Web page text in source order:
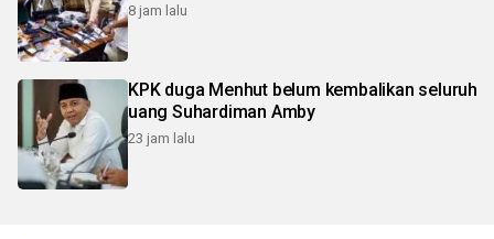
8 jam lalu
KPK duga Menhut belum kembalikan seluruh
uang Suhardiman Amby
23 jam lalu